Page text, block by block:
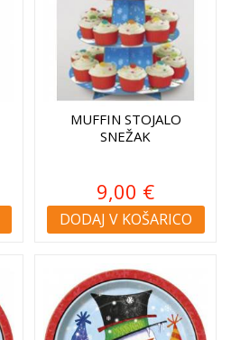
MUFFIN STOJALO
SNEŽAK
9,00 €
DODAJ V KOŠARICO